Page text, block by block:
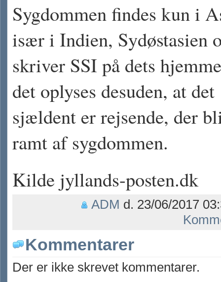
Sygdommen findes kun i
især i Indien, Sydøstasien
skriver SSI på dets
det oplyses desuden, at det
sjældent er rejsende, der
ramt af sygdommen.
Kilde jyllands-posten.dk
ADM d. 23/06/2017
Kommentarer
Der er ikke skrevet kommentarer.